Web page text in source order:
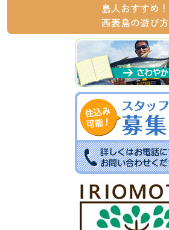
島人おすすめ！
西表島の遊び方